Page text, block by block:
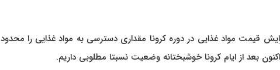
قیمت مواد غذایی در دوره کرونا مقداری دسترسی به مواد غذایی را محدود
بعد از ایام کرونا خوشبختانه وضعیت نسبتا مطلوبی داریم.